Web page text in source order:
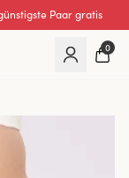
Paar gratis
0